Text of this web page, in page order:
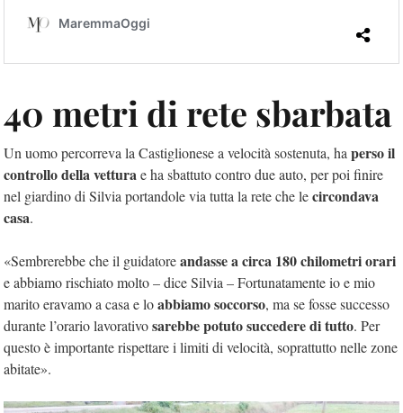
40 metri di rete sbarbata
Un uomo percorreva la Castiglionese a velocità sostenuta, ha perso il
controllo della vetturae ha sbattuto contro due auto, per poi finire
nel giardino di Silvia portandole via tutta la rete che lecircondava
casa.
«Sembrerebbe che il guidatoreandasse a circa 180 chilometri orari
e abbiamo rischiato molto – dice Silvia – Fortunatamente io e mio
marito eravamo a casa e loabbiamo soccorso, ma se fosse successo
durante l’orario lavorativosarebbe potuto succedere di tutto. Per
questo è importante rispettare i limiti di velocità, soprattutto nelle zone
abitate».